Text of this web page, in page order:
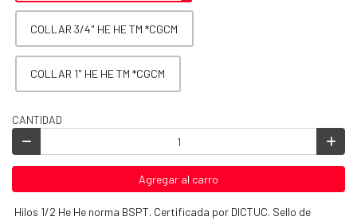
COLLAR 3/4" HE HE TM *CGCM
COLLAR 1" HE HE TM *CGCM
CANTIDAD
Agregar al carro
Hilos 1/2 He He norma BSPT. Certificada por DICTUC. Sello de